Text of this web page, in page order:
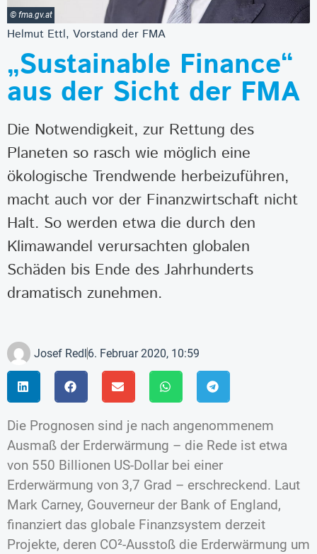
© fma.gv.at
Helmut Ettl, Vorstand der FMA
„Sustainable Finance“
aus der Sicht der FMA
Die Notwendigkeit, zur Rettung des
Planeten so rasch wie möglich eine
ökologische Trendwende herbeizuführen,
macht auch vor der Finanzwirtschaft nicht
Halt. So werden etwa die durch den
Klimawandel verursachten globalen
Schäden bis Ende des Jahrhunderts
dramatisch zunehmen.
Josef Redl6. Februar 2020, 10:59
Die Prognosen sind je nach angenommenem
Ausmaß der Erderwärmung – die Rede ist etwa
von 550 Billionen US-Dollar bei einer
Erderwärmung von 3,7 Grad – erschreckend. Laut
Mark Carney, Gouverneur der Bank of England,
finanziert das globale Finanzsystem derzeit
Projekte, deren CO²-Ausstoß die Erderwärmung um